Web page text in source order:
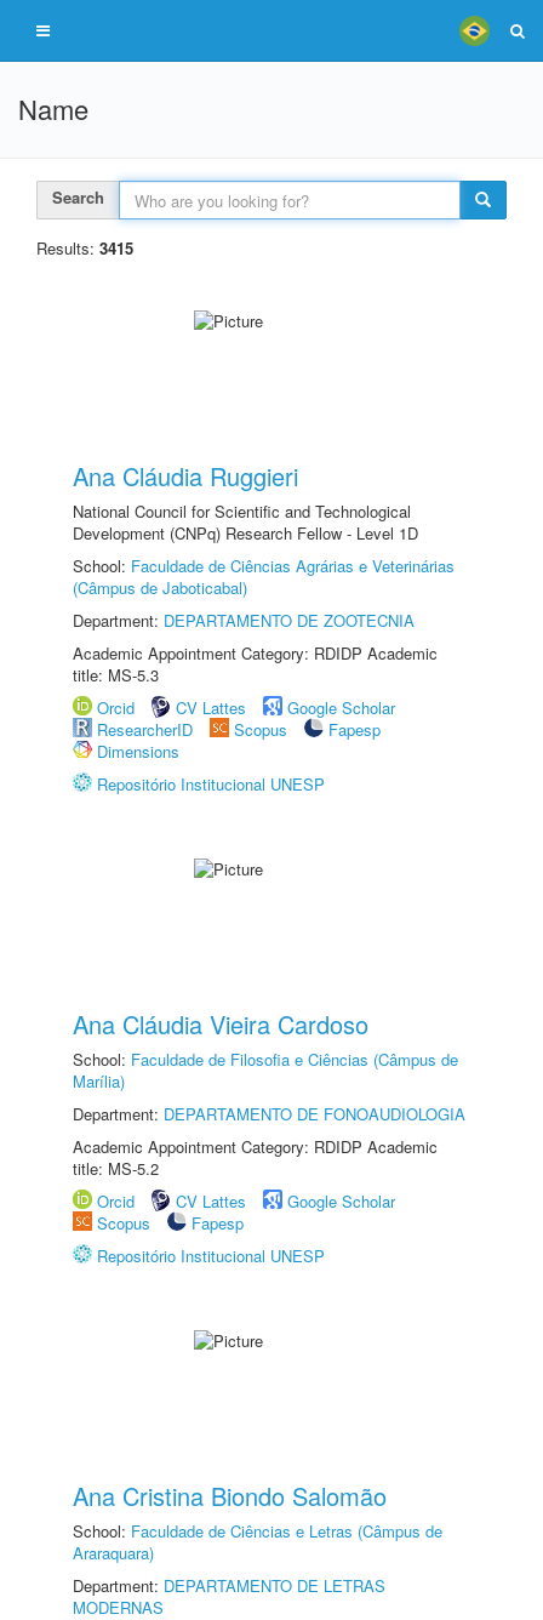
Name
Search
Results: 3415
Ana Cláudia Ruggieri
National Council for Scientific and Technological
Development (CNPq) Research Fellow - Level 1D
School: Faculdade de Ciências Agrárias e Veterinárias
(Câmpus de Jaboticabal)
Department: DEPARTAMENTO DE ZOOTECNIA
Academic Appointment Category: RDIDP Academic
title: MS-5.3
Orcid
CV Lattes
Google Scholar
ResearcherID
Scopus
Fapesp
Dimensions
Repositório Institucional UNESP
Ana Cláudia Vieira Cardoso
School: Faculdade de Filosofia e Ciências (Câmpus de
Marília)
Department: DEPARTAMENTO DE FONOAUDIOLOGIA
Academic Appointment Category: RDIDP Academic
title: MS-5.2
Orcid
CV Lattes
Google Scholar
Scopus
Fapesp
Repositório Institucional UNESP
Ana Cristina Biondo Salomão
School: Faculdade de Ciências e Letras (Câmpus de
Araraquara)
Department: DEPARTAMENTO DE LETRAS
MODERNAS